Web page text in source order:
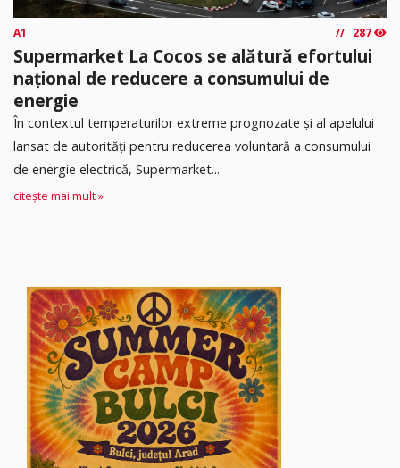
A1 287
Supermarket La Cocos se alătură efortului
național de reducere a consumului de
energie
În contextul temperaturilor extreme prognozate și al apelului
lansat de autorități pentru reducerea voluntară a consumului
de energie electrică, Supermarket...
citește mai mult »